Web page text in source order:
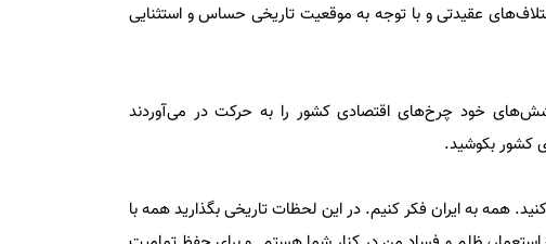
عقیدتی و با توجه به موقعیت تاریخی حساس و استثنایی
خود چرخ‌‌‌‌های اقتصادی کشور را به حرکت در می‌آوردند
کشور بکوشید.
همه به ایران فکر کنیم. در این لحظات تاریخی بگذارید همه با